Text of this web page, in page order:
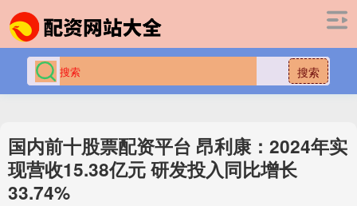
搜索
国内前十股票配资平台 昂利康：2024年实
现营收15.38亿元 研发投入同比增长
33.74%